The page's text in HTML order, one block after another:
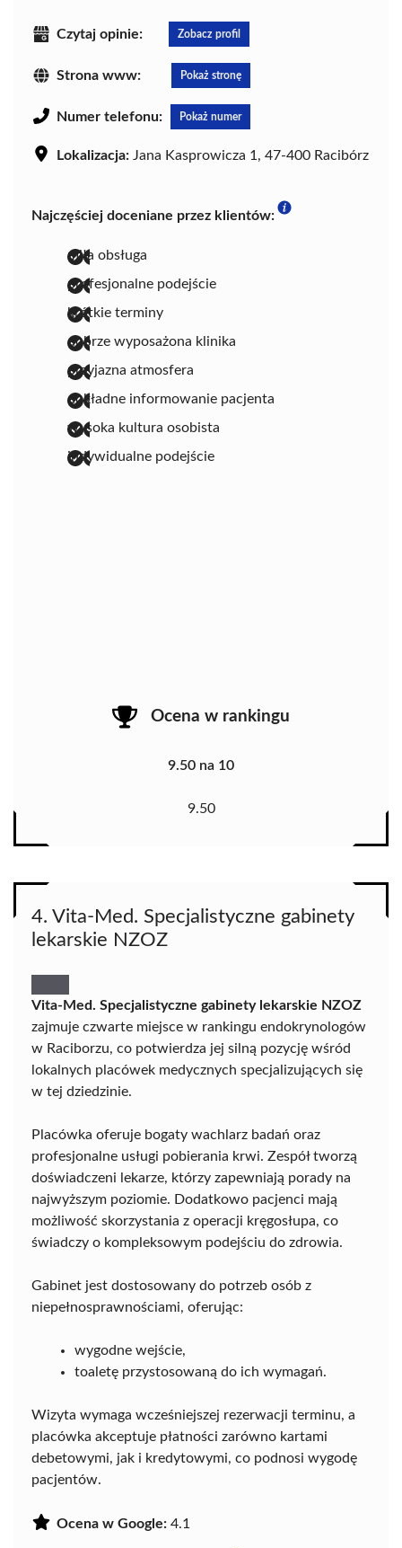
Czytaj opinie: Zobacz profil
Strona www: Pokaż stronę
Numer telefonu: Pokaż numer
Lokalizacja: Jana Kasprowicza 1, 47-400 Racibórz
Najczęściej doceniane przez klientów:
miła obsługa
profesjonalne podejście
krótkie terminy
dobrze wyposażona klinika
przyjazna atmosfera
dokładne informowanie pacjenta
wysoka kultura osobista
indywidualne podejście
Ocena w rankingu
9.50 na 10
9.50
4. Vita-Med. Specjalistyczne gabinety
lekarskie NZOZ
Vita-Med. Specjalistyczne gabinety lekarskie NZOZ
zajmuje czwarte miejsce w rankingu endokrynologów
w Raciborzu, co potwierdza jej silną pozycję wśród
lokalnych placówek medycznych specjalizujących się
w tej dziedzinie.
Placówka oferuje bogaty wachlarz badań oraz
profesjonalne usługi pobierania krwi. Zespół tworzą
doświadczeni lekarze, którzy zapewniają porady na
najwyższym poziomie. Dodatkowo pacjenci mają
możliwość skorzystania z operacji kręgosłupa, co
świadczy o kompleksowym podejściu do zdrowia.
Gabinet jest dostosowany do potrzeb osób z
niepełnosprawnościami, oferując:
wygodne wejście,
toaletę przystosowaną do ich wymagań.
Wizyta wymaga wcześniejszej rezerwacji terminu, a
placówka akceptuje płatności zarówno kartami
debetowymi, jak i kredytowymi, co podnosi wygodę
pacjentów.
Ocena w Google: 4.1